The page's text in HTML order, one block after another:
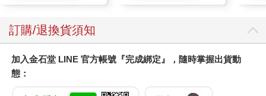
訂購/退換貨須知
加入金石堂 LINE 官方帳號『完成綁定』，隨時掌握出貨動
態：